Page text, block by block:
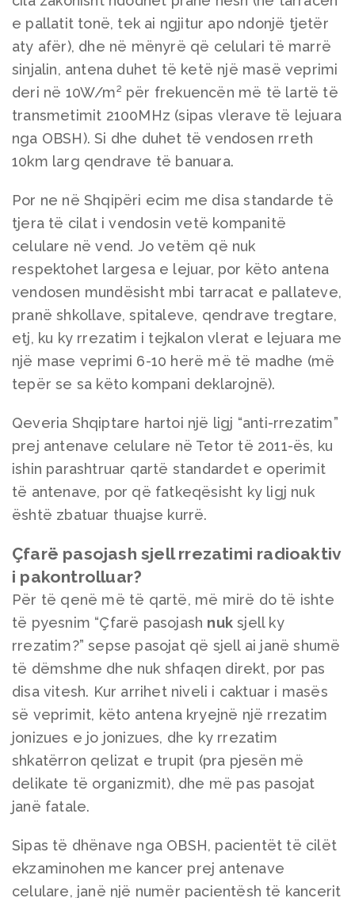
e pallatit tonë, tek ai ngjitur apo ndonjë tjetër
aty afër), dhe në mënyrë që celulari të marrë
sinjalin, antena duhet të ketë një masë veprimi
deri në 10W/m² për frekuencën më të lartë të
transmetimit 2100MHz (sipas vlerave të lejuara
nga OBSH). Si dhe duhet të vendosen rreth
10km larg qendrave të banuara.
Por ne në Shqipëri ecim me disa standarde të
tjera të cilat i vendosin vetë kompanitë
celulare në vend. Jo vetëm që nuk
respektohet largesa e lejuar, por këto antena
vendosen mundësisht mbi tarracat e pallateve,
pranë shkollave, spitaleve, qendrave tregtare,
etj, ku ky rrezatim i tejkalon vlerat e lejuara me
një mase veprimi 6-10 herë më të madhe (më
tepër se sa këto kompani deklarojnë).
Qeveria Shqiptare hartoi një ligj “anti-rrezatim”
prej antenave celulare në Tetor të 2011-ës, ku
ishin parashtruar qartë standardet e operimit
të antenave, por që fatkeqësisht ky ligj nuk
është zbatuar thuajse kurrë.
Çfarë pasojash sjell rrezatimi radioaktiv
i pakontrolluar?
Për të qenë më të qartë, më mirë do të ishte
të pyesnim “Çfarë pasojash nuk sjell ky
rrezatim?” sepse pasojat që sjell ai janë shumë
të dëmshme dhe nuk shfaqen direkt, por pas
disa vitesh. Kur arrihet niveli i caktuar i masës
së veprimit, këto antena kryejnë një rrezatim
jonizues e jo jonizues, dhe ky rrezatim
shkatërron qelizat e trupit (pra pjesën më
delikate të organizmit), dhe më pas pasojat
janë fatale.
Sipas të dhënave nga OBSH, pacientët të cilët
ekzaminohen me kancer prej antenave
celulare, janë një numër pacientësh të kancerit